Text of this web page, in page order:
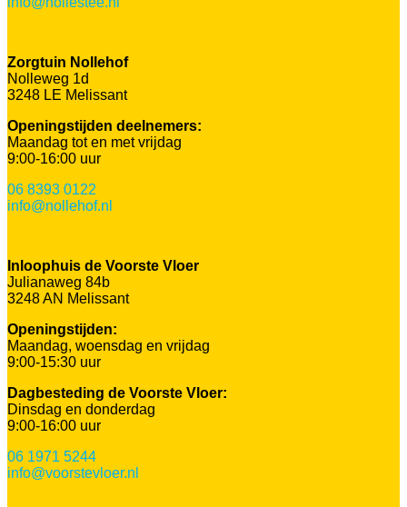
Zorgtuin Nollehof
Nolleweg 1d
3248 LE Melissant
Openingstijden deelnemers:
Maandag tot en met vrijdag
9:00-16:00 uur
06 8393 0122
info@nollehof.nl
Inloophuis de Voorste Vloer
Julianaweg 84b
3248 AN Melissant
Openingstijden:
Maandag, woensdag en vrijdag
9:00-15:30 uur
Dagbesteding de Voorste Vloer:
Dinsdag en donderdag
9:00-16:00 uur
06 1971 5244
info@voorstevloer.nl